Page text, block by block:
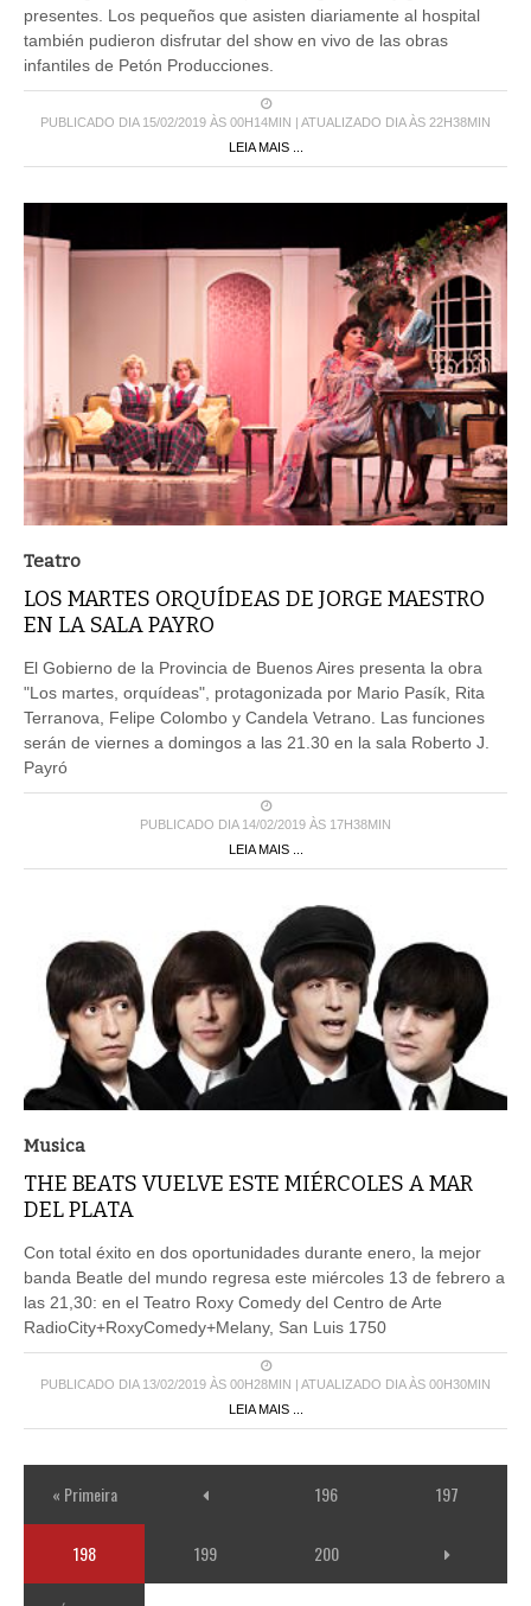
presentes. Los pequeños que asisten diariamente al hospital
también pudieron disfrutar del show en vivo de las obras
infantiles de Petón Producciones.
PUBLICADO DIA 15/02/2019 ÀS 00H14MIN | ATUALIZADO DIA ÀS 22H38MIN
LEIA MAIS ...
Teatro
LOS MARTES ORQUÍDEAS DE JORGE MAESTRO
EN LA SALA PAYRO
El Gobierno de la Provincia de Buenos Aires presenta la obra
"Los martes, orquídeas", protagonizada por Mario Pasík, Rita
Terranova, Felipe Colombo y Candela Vetrano. Las funciones
serán de viernes a domingos a las 21.30 en la sala Roberto J.
Payró
PUBLICADO DIA 14/02/2019 ÀS 17H38MIN
LEIA MAIS ...
Musica
THE BEATS VUELVE ESTE MIÉRCOLES A MAR
DEL PLATA
Con total éxito en dos oportunidades durante enero, la mejor
banda Beatle del mundo regresa este miércoles 13 de febrero a
las 21,30: en el Teatro Roxy Comedy del Centro de Arte
RadioCity+RoxyComedy+Melany, San Luis 1750
PUBLICADO DIA 13/02/2019 ÀS 00H28MIN | ATUALIZADO DIA ÀS 00H30MIN
LEIA MAIS ...
« Primeira 196 197
198 199 200